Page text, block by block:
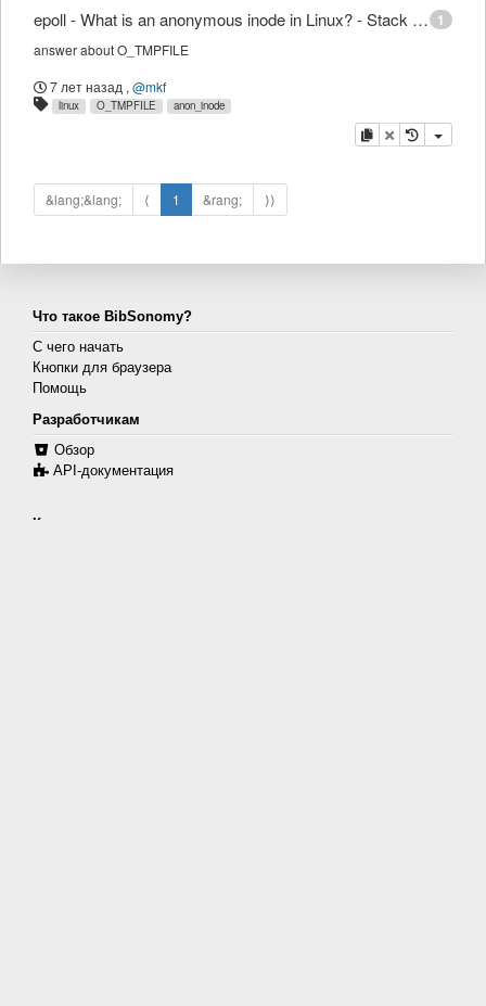
1
epoll - What is an anonymous inode in Linux? - Stack Overflow
answer about O_TMPFILE
7 лет назад , @mkf
linux O_TMPFILE anon_inode
копировать
удалить
&lang;&lang; ⟨ 1 &rang; ⟩⟩
Что такое BibSonomy?
С чего начать
Кнопки для браузера
Помощь
Разработчикам
Обзор
API-документация
Контакт и защита личных данных